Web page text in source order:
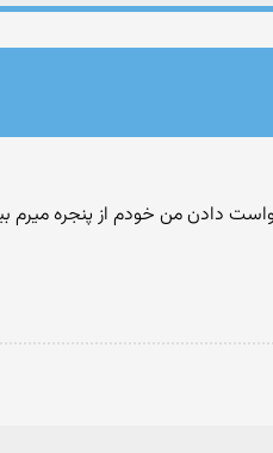
دادن من خودم از پنجره میرم